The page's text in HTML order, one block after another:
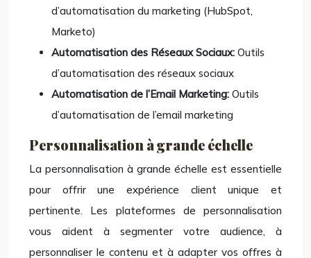
d’automatisation du marketing (HubSpot,
Marketo)
Automatisation des Réseaux Sociaux: Outils
d’automatisation des réseaux sociaux
Automatisation de l’Email Marketing: Outils
d’automatisation de l’email marketing
Personnalisation à grande échelle
La personnalisation à grande échelle est essentielle
pour offrir une expérience client unique et
pertinente. Les plateformes de personnalisation
vous aident à segmenter votre audience, à
personnaliser le contenu et à adapter vos offres à